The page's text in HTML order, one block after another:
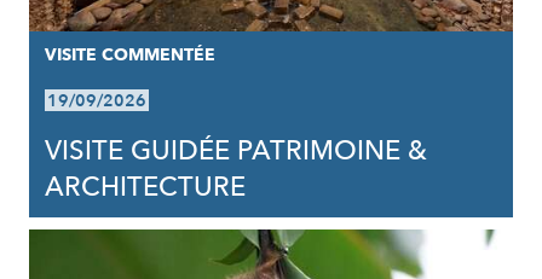
VISITE COMMENTÉE
19/09/2026
VISITE GUIDÉE PATRIMOINE &
ARCHITECTURE